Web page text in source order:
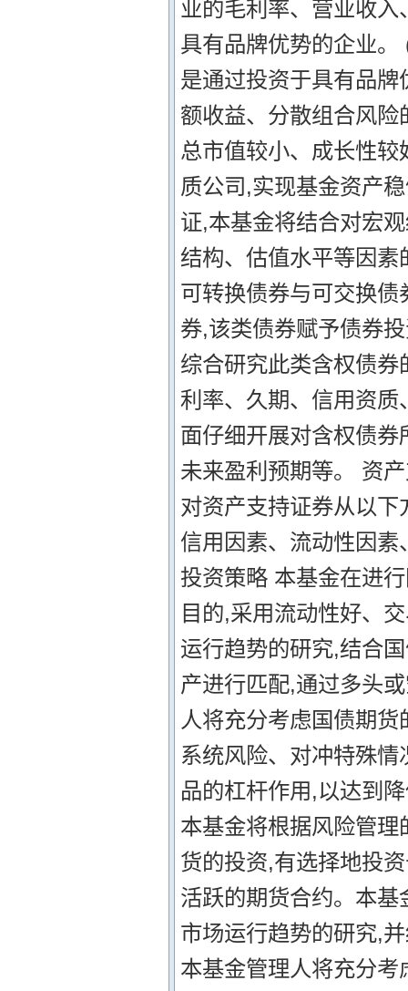
业的毛利率、营业收
具有品牌优势的企业
是通过投资于具有品
额收益、分散组合风
总市值较小、成长性
质公司,实现基金资产
证,本基金将结合对宏
结构、估值水平等因
可转换债券与可交换
券,该类债券赋予债券
综合研究此类含权债
利率、久期、信用资
面仔细开展对含权债
未来盈利预期等。 资
对资产支持证券从以
信用因素、流动性因
投资策略 本基金在进
目的,采用流动性好、
运行趋势的研究,结合
产进行匹配,通过多头
人将充分考虑国债期
系统风险、对冲特殊
品的杠杆作用,以达到
本基金将根据风险管
货的投资,有选择地投
活跃的期货合约。本
市场运行趋势的研究,
本基金管理人将充分